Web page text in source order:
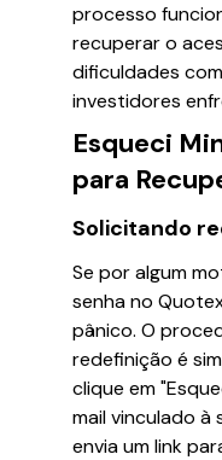
processo
recuperar o
dificuldades
investidores
Esqueci
para
Solicitando
Se por algum
senha no
pânico. O
redefinição é
clique em
mail vinculado à
envia um link